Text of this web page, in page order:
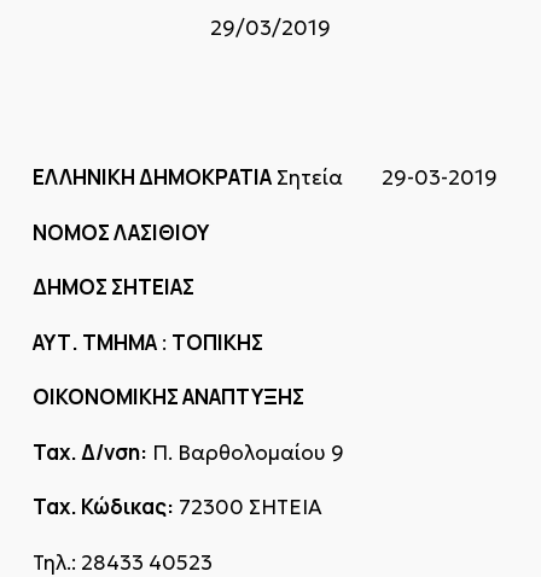
29/03/2019
ΕΛΛΗΝΙΚΗ ΔΗΜΟΚΡΑΤΙΑΣητεία 29-03-2019
ΝΟΜΟΣ ΛΑΣΙΘΙΟΥ
ΔΗΜΟΣ ΣΗΤΕΙΑΣ
ΑΥΤ. ΤΜΗΜΑ: ΤΟΠΙΚΗΣ
ΟΙΚΟΝΟΜΙΚΗΣ ΑΝΑΠΤΥΞΗΣ
Ταχ. Δ/νση: Π. Βαρθολομαίου 9
Ταχ. Κώδικας: 72300 ΣΗΤΕΙΑ
Τηλ.: 28433 40523